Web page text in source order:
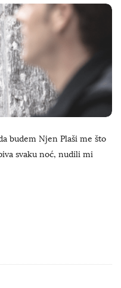
budem Njen Plaši me što
svaku noć, nudili mi